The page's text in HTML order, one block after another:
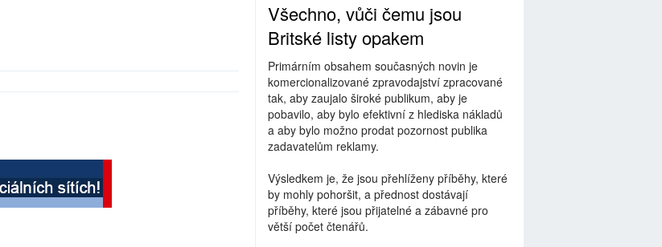
Všechno, vůči čemu jsou
Britské listy opakem
Primárním obsahem současných novin je
komercionalizované zpravodajství zpracované
tak, aby zaujalo široké publikum, aby je
pobavilo, aby bylo efektivní z hlediska nákladů
a aby bylo možno prodat pozornost publika
zadavatelům reklamy.
Výsledkem je, že jsou přehlíženy příběhy, které
by mohly pohoršit, a přednost dostávají
příběhy, které jsou přijatelné a zábavné pro
větší počet čtenářů.